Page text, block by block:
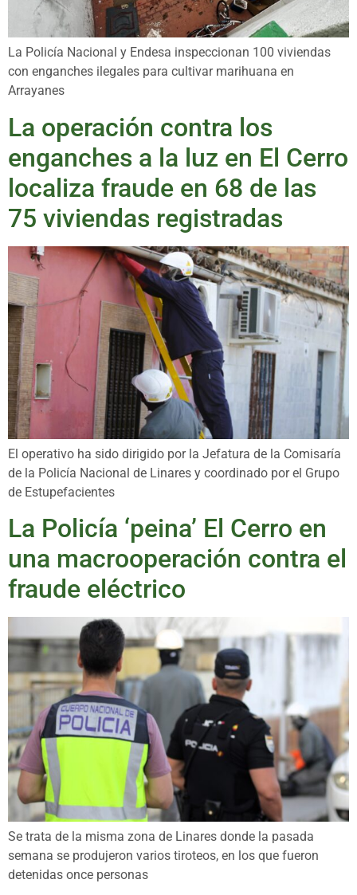
La Policía Nacional y Endesa inspeccionan 100 viviendas
con enganches ilegales para cultivar marihuana en
Arrayanes
La operación contra los
enganches a la luz en El Cerro
localiza fraude en 68 de las
75 viviendas registradas
El operativo ha sido dirigido por la Jefatura de la Comisaría
de la Policía Nacional de Linares y coordinado por el Grupo
de Estupefacientes
La Policía ‘peina’ El Cerro en
una macrooperación contra el
fraude eléctrico
Se trata de la misma zona de Linares donde la pasada
semana se produjeron varios tiroteos, en los que fueron
detenidas once personas